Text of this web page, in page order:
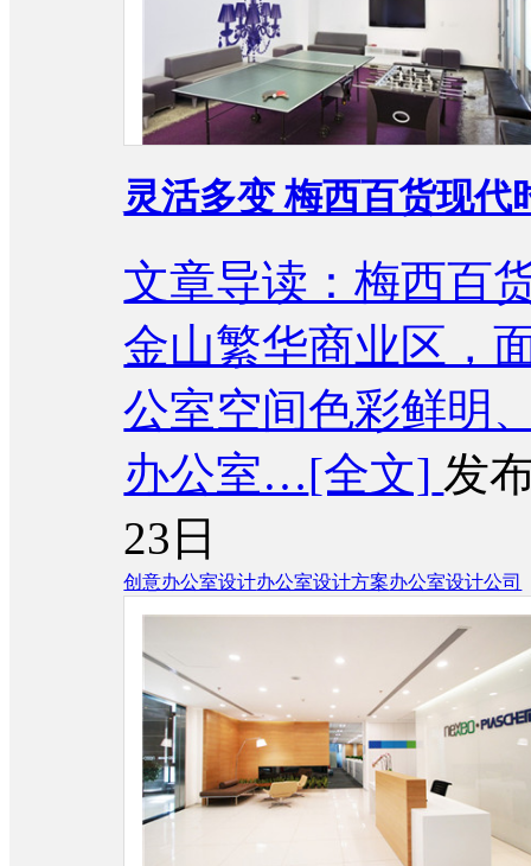
灵活多变 梅西百货现
文章导读：梅西百
金山繁华商业区，
公室空间色彩鲜明
办公室…[全文] 发
23日
创意办公室设计办公室设计方案办公室设计公司